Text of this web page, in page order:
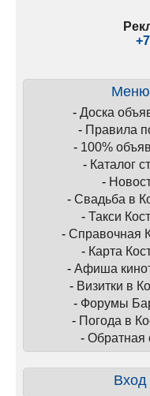
Меню
- Доска
- Правила
- 100%
- Каталог
-
- Свадьба в
- Такси
- Справочная
- Карта
- Афиша
- Визитки в
- Форумы
- Погода в
- Обратная
Вход